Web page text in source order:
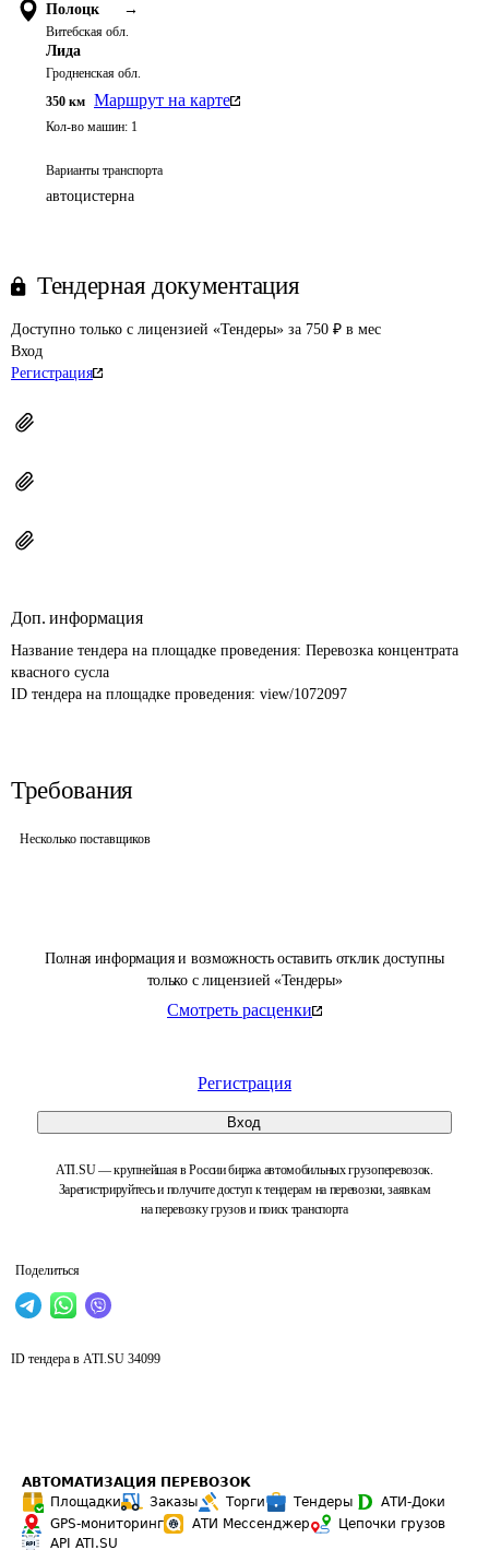
Полная информация и возможность оставить отклик доступны
только с лицензией «Тендеры»
Смотреть расценки
Регистрация
Вход
ATI.SU — крупнейшая в России биржа автомобильных грузоперевозок.
Зарегистрируйтесь и получите доступ к тендерам на перевозки, заявкам
на перевозку грузов и поиск транспорта
Поделиться
Полоцк →
Витебская обл.
Лида
Гродненская обл.
350 км Маршрут на карте
Кол-во машин: 1
Варианты транспорта
автоцистерна
Тендерная документация
Доступно только с лицензией «Тендеры» за 750 ₽ в мес
Вход
Регистрация
Доп. информация
Название тендера на площадке проведения: Перевозка концентрата
квасного сусла
ID тендера на площадке проведения: view/1072097
Требования
Несколько поставщиков
ID тендера в ATI.SU 34099
АВТОМАТИЗАЦИЯ ПЕРЕВОЗОК
Площадки
Заказы Торги Тендеры
АТИ-Доки
GPS-мониторинг
АТИ Мессенджер
Цепочки грузов
API ATI.SU